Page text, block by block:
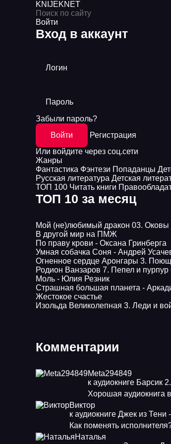
KNIJEKNET
Войти
Вход в аккаунт
Логин
Пароль
Забыли пароль?
Войти
Регистрация
Или войдите через соц.сети
Жанры
Фантастика Фэнтези Попаданцы
Русская литература Детская
ТОП 100 Читать книги
ТОП 10 за месяц
Мой (не)любимый дракон 03. Оковы
В другой мир на ПМЖ
По праву крови - Оксана Гринберга
Умная собачка Соня - Андрей
Огненное сердце Аронгары 3.
Родион Ванзаров 7. Пепел и
Моль - Юлия Резник
Страшная большая планета -
Жестокое счастье
Изольда Великолепная 3. Леди и
Комментарии
Meta294849
к аудиокниге Барсик
Хорошая аудиокнига
Виктор
к аудиокниге Джек из
Как поменять
Наталья